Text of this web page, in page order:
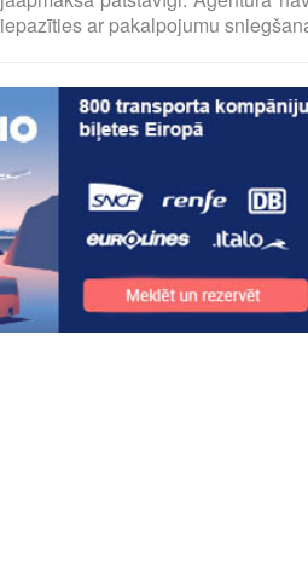
iepazīties ar pakalpojumu